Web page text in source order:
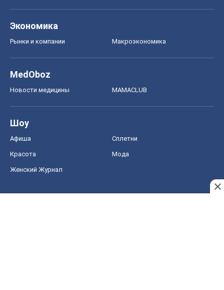
Экономика
Рынки и компании Mакроэкономика
MedOboz
Новости медицины MAMACLUB
Шоу
Афиша Сплетни
Красота Мода
Женский Журнал